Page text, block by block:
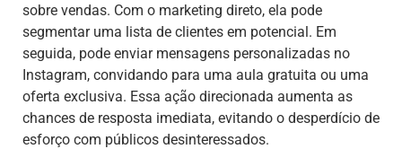
sobre vendas. Com o marketing direto, ela pode
segmentar uma lista de clientes em potencial. Em
seguida, pode enviar mensagens personalizadas no
Instagram, convidando para uma aula gratuita ou uma
oferta exclusiva. Essa ação direcionada aumenta as
chances de resposta imediata, evitando o desperdício de
esforço com públicos desinteressados.